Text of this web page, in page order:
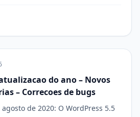
do ano – Novos
– Correcoes de bugs
de 2020: O WordPress 5.5